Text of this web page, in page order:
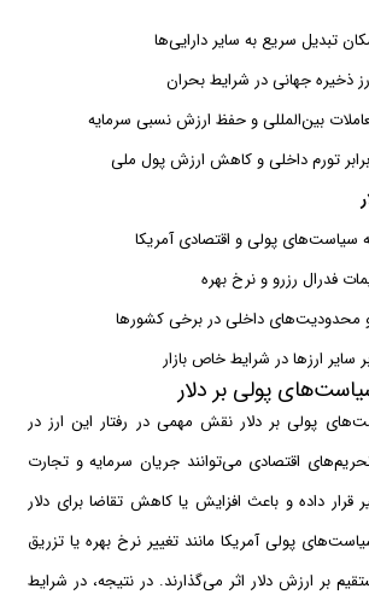
تبدیل سریع به سایر دارایی‌ها
ذخیره جهانی در شرایط بحران
بین‌المللی و حفظ ارزش نسبی سرمایه
تورم داخلی و کاهش ارزش پول ملی
سیاست‌های پولی و اقتصادی آمریکا
فدرال رزرو و نرخ بهره
محدودیت‌های داخلی در برخی کشورها
سایر ارزها در شرایط خاص بازار
پولی بر دلار
پولی بر دلار نقش مهمی در رفتار این ارز در
اقتصادی می‌توانند جریان سرمایه و تجارت
قرار داده و باعث افزایش یا کاهش تقاضا برای دلار
پولی آمریکا مانند تغییر نرخ بهره یا تزریق
بر ارزش دلار اثر می‌گذارند. در نتیجه، در شرایط